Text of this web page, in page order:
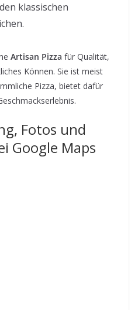
klassischen
Artisan Pizza für Qualität,
Können. Sie ist meist
Pizza, bietet dafür
Fotos und
Google Maps